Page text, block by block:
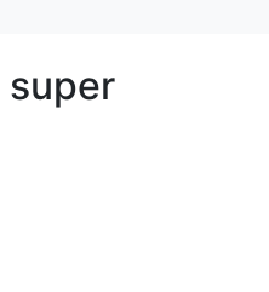
super